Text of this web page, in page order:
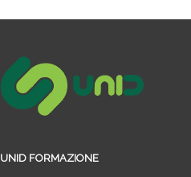
UNID FORMAZIONE